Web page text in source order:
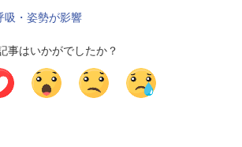
吸・姿勢が影響
事はいかがでしたか？